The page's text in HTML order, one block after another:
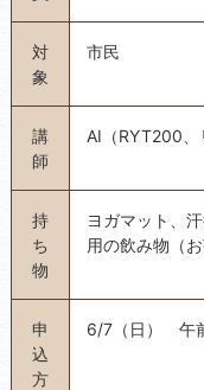
対
象
市民
講
師
AI（RYT200、
持
ち
物
ヨガマット、
用の飲み物（
申
込
方
6/7（日） 午